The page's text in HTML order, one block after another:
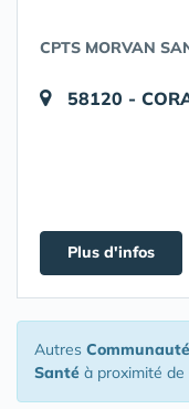
CPTS MORVAN
58120 -
Plus d'infos
Autres
Santé à proximité de